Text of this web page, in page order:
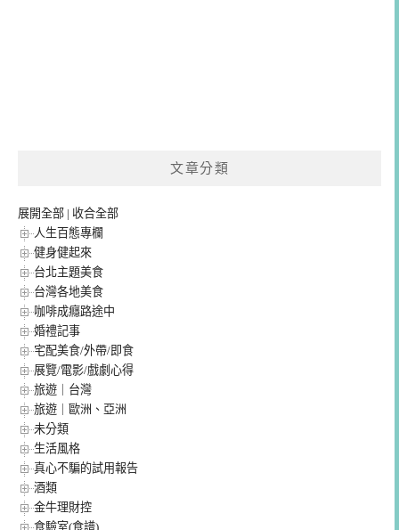
文章分類
展開全部 | 收合全部
人生百態專欄
健身健起來
台北主題美食
台灣各地美食
咖啡成癮路途中
婚禮記事
宅配美食/外帶/即食
展覽/電影/戲劇心得
旅遊｜台灣
旅遊｜歐洲、亞洲
未分類
生活風格
真心不騙的試用報告
酒類
金牛理財控
食驗室(食譜)